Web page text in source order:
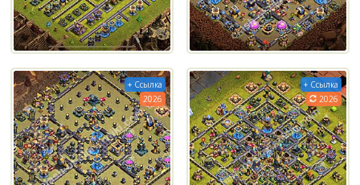
+ Ссылка
2026
+ Ссылка
2026